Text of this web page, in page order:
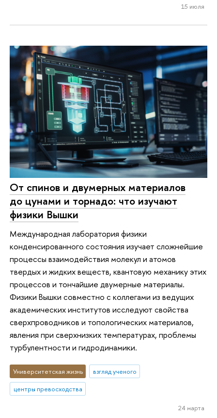
15 июля
От спинов и двумерных материалов
до цунами и торнадо: что изучают
физики Вышки
Международная лаборатория физики
конденсированного состояния изучает сложнейшие
процессы взаимодействия молекул и атомов
твердых и жидких веществ, квантовую механику этих
процессов и тончайшие двумерные материалы.
Физики Вышки совместно с коллегами из ведущих
академических институтов исследуют свойства
сверхпроводников и топологических материалов,
явления при сверхнизких температурах, проблемы
турбулентности и гидродинамики.
Университетская жизнь
взгляд ученого
центры превосходства
24 марта